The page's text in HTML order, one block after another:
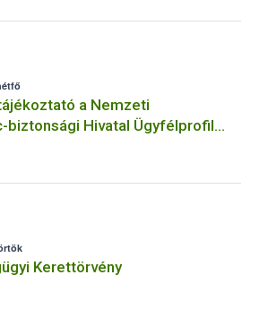
a Nemzeti
biztonsági Hivatal Ügyfélprofil
termékek
eljárásaihoz kapcsolódó
Kerettörvény